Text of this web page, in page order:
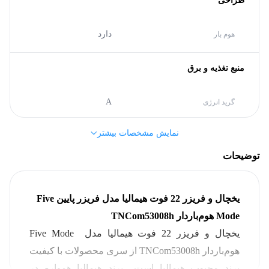
هوم بار دارد
منبع تغذیه و برق
گرید انرژی A
نوع یخچال کمبی فریزر پایین
برند هیمالیا (Himalia)
ابعاد محصول
نمایش مشخصات بیشتر
توضیحات
یخچال و فریزر 22 فوت هیمالیا مدل فریزر پایین Five
Mode هوم‌باردار TNCom53008h
یخچال و فریزر 22 فوت هیمالیا مدل Five Mode
هوم‌باردار TNCom53008h از سری محصولات با کیفیت